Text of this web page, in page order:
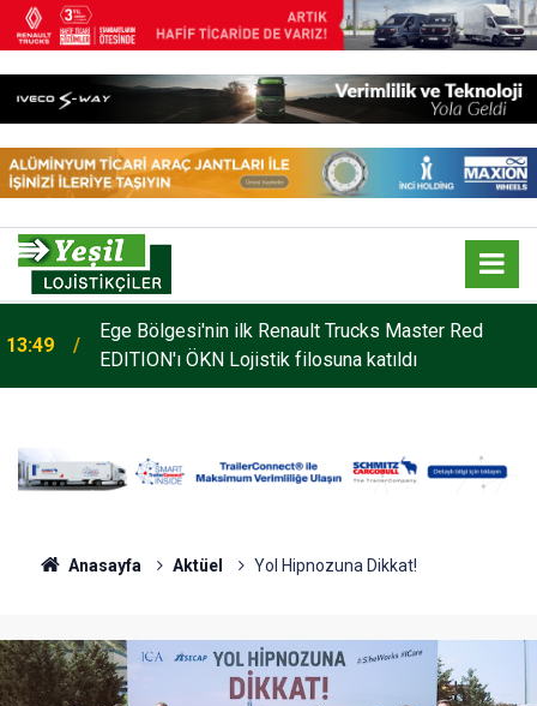
13:49
Ege Bölgesi'nin ilk Renault Trucks Master Red
EDITION'ı ÖKN Lojistik filosuna katıldı
Anasayfa Aktüel Yol Hipnozuna Dikkat!